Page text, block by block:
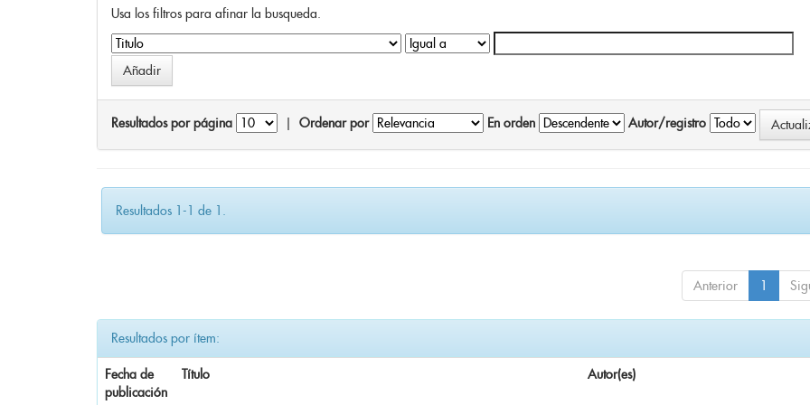
Usa los filtros para afinar la busqueda.
Resultados por página Ordenar por En orden Autor/registro
Resultados 1-1 de 1.
Anterior 1
Resultados por ítem:
Fecha de
publicación
Título Autor(es)